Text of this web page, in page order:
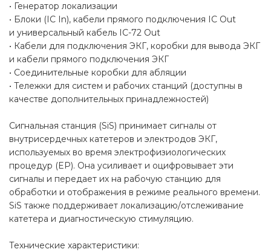
• Генератор локализации
• Блоки (IC In), кабели прямого подключения IC Out
и универсальный кабель IC-72 Out
• Кабели для подключения ЭКГ, коробки для вывода ЭКГ
и кабели прямого подключения ЭКГ
• Соединительные коробки для абляции
• Тележки для систем и рабочих станций (доступны в
качестве дополнительных принадлежностей)
Сигнальная станция (SiS) принимает сигналы от
внутрисердечных катетеров и электродов ЭКГ,
используемых во время электрофизиологических
процедур (EP). Она усиливает и оцифровывает эти
сигналы и передает их на рабочую станцию для
обработки и отображения в режиме реального времени.
SiS также поддерживает локализацию/отслеживание
катетера и диагностическую стимуляцию.
Технические характеристики: